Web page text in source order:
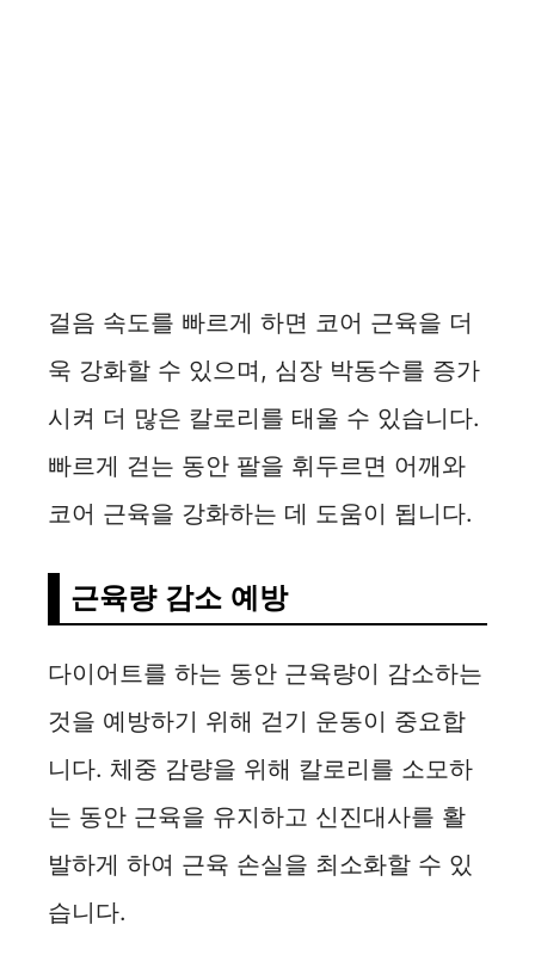
걸음 속도를 빠르게 하면 코어 근육을 더
욱 강화할 수 있으며, 심장 박동수를 증가
시켜 더 많은 칼로리를 태울 수 있습니다.
빠르게 걷는 동안 팔을 휘두르면 어깨와
코어 근육을 강화하는 데 도움이 됩니다.
근육량 감소 예방
다이어트를 하는 동안 근육량이 감소하는
것을 예방하기 위해 걷기 운동이 중요합
니다. 체중 감량을 위해 칼로리를 소모하
는 동안 근육을 유지하고 신진대사를 활
발하게 하여 근육 손실을 최소화할 수 있
습니다.